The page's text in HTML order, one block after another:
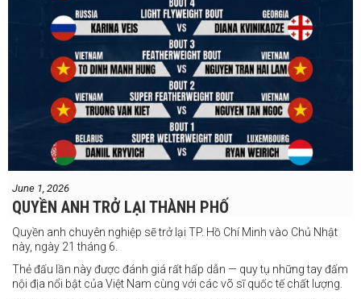
June 1, 2026
QUYỀN ANH TRỞ LẠI THÀNH PHỐ
Quyền anh chuyên nghiệp sẽ trở lại TP. Hồ Chí Minh vào Chủ Nhật
này, ngày 21 tháng 6.
Thẻ đấu lần này được đánh giá rất hấp dẫn — quy tụ những tay đấm
nội địa nổi bật của Việt Nam cùng với các võ sĩ quốc tế chất lượng.